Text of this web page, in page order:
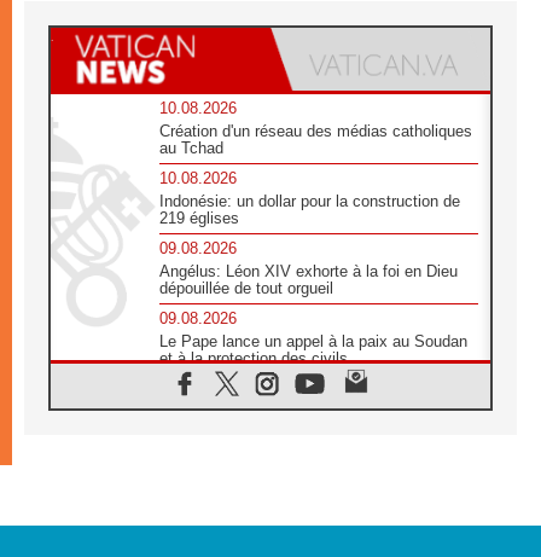
10.08.2026
Création d'un réseau des médias catholiques
au Tchad
10.08.2026
Indonésie: un dollar pour la construction de
219 églises
09.08.2026
Angélus: Léon XIV exhorte à la foi en Dieu
dépouillée de tout orgueil
09.08.2026
Le Pape lance un appel à la paix au Soudan
et à la protection des civils
09.08.2026
Déclaration d'Addis-Abeba du SCEAM sur
08.08.2026